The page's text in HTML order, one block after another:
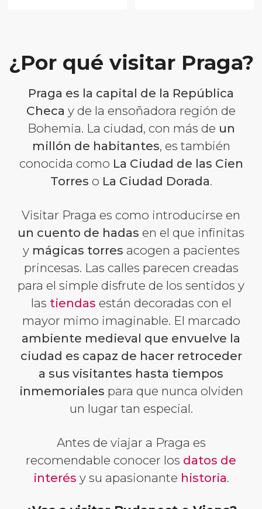
¿Por qué visitar Praga?
Praga es la capital de la República
Checa y de la ensoñadora región de
Bohemia. La ciudad, con más de un
millón de habitantes, es también
conocida como La Ciudad de las Cien
Torres o La Ciudad Dorada.
Visitar Praga es como introducirse en
un cuento de hadas en el que infinitas
y mágicas torres acogen a pacientes
princesas. Las calles parecen creadas
para el simple disfrute de los sentidos y
las tiendas están decoradas con el
mayor mimo imaginable. El marcado
ambiente medieval que envuelve la
ciudad es capaz de hacer retroceder
a sus visitantes hasta tiempos
inmemoriales para que nunca olviden
un lugar tan especial.
Antes de viajar a Praga es
recomendable conocer los datos de
interés y su apasionante historia.